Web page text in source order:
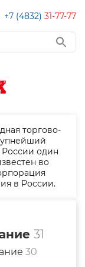
+7 (4832) 31-77-77
торгово-
России один
во
в России.
31
30